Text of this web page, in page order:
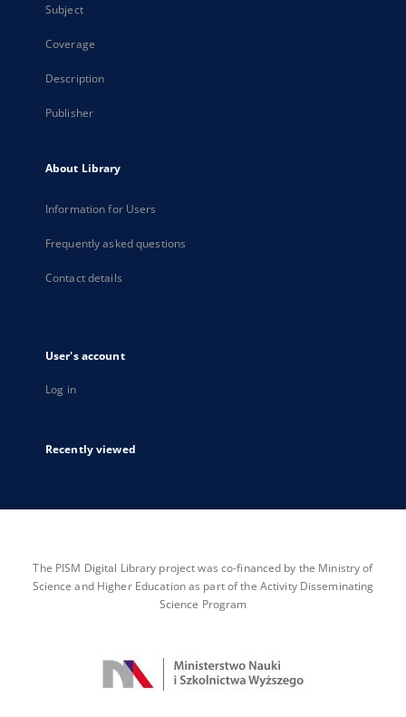
Subject
Coverage
Description
Publisher
About Library
Information for Users
Frequently asked questions
Contact details
User's account
Log in
Recently viewed
The PISM Digital Library project was co-financed by the Ministry of
Science and Higher Education as part of the Activity Disseminating
Science Program